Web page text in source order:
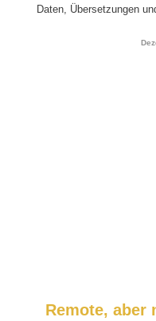
Daten, Übersetzungen
Remote, aber